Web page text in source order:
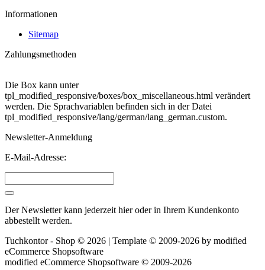
Informationen
Sitemap
Zahlungsmethoden
Die Box kann unter
tpl_modified_responsive/boxes/box_miscellaneous.html verändert
werden. Die Sprachvariablen befinden sich in der Datei
tpl_modified_responsive/lang/german/lang_german.custom.
Newsletter-Anmeldung
E-Mail-Adresse:
Der Newsletter kann jederzeit hier oder in Ihrem Kundenkonto
abbestellt werden.
Tuchkontor - Shop © 2026 | Template © 2009-2026 by modified
eCommerce Shopsoftware
modified eCommerce Shopsoftware © 2009-2026